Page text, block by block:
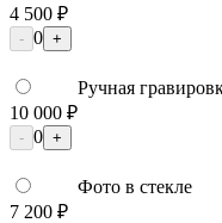
4 500 ₽
- 0 +
Ручная
10 000 ₽
- 0 +
Фото в стекле
7 200 ₽